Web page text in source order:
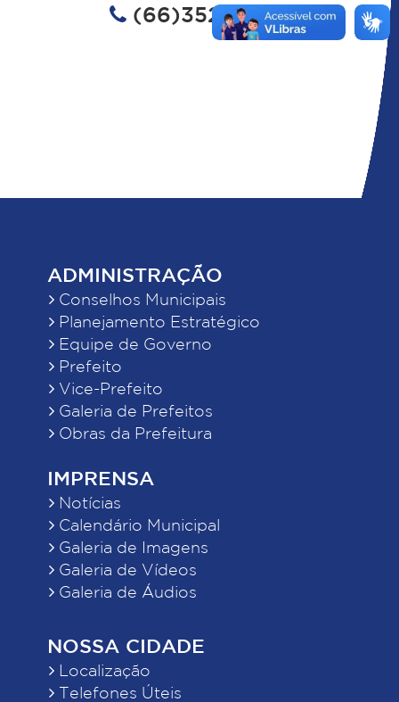
(66)3529-1182
ADMINISTRAÇÃO
Conselhos Municipais
Planejamento Estratégico
Equipe de Governo
Prefeito
Vice-Prefeito
Galeria de Prefeitos
Obras da Prefeitura
IMPRENSA
Notícias
Calendário Municipal
Galeria de Imagens
Galeria de Vídeos
Galeria de Áudios
NOSSA CIDADE
Localização
Telefones Úteis